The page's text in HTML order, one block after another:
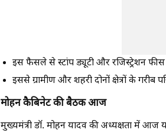
इस फैसले से स्टांप ड्यूटी और रजिस्ट्रेशन फीस
इससे ग्रामीण और शहरी दोनों क्षेत्रों के गरीब
मोहन कैबिनेट की बैठक आज
मुख्यमंत्री डॉ. मोहन यादव की अध्यक्षता में